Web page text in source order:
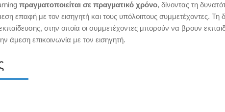
πραγματοποιείται σε πραγματικό χρόνο, δίνοντας τη
επαφή με τον εισηγητή και τους υπόλοιπους συμμετέχοντες. Τη
στην οποία οι συμμετέχοντες μπορούν να βρουν
άμεση επικοινωνία με τον εισηγητή.